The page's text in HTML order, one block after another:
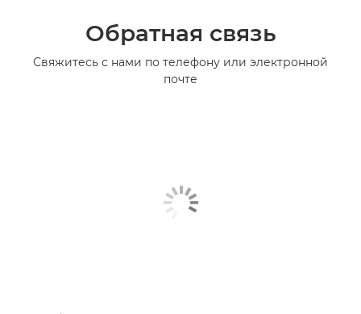
Обратная связь
Свяжитесь с нами по телефону или электронной
почте